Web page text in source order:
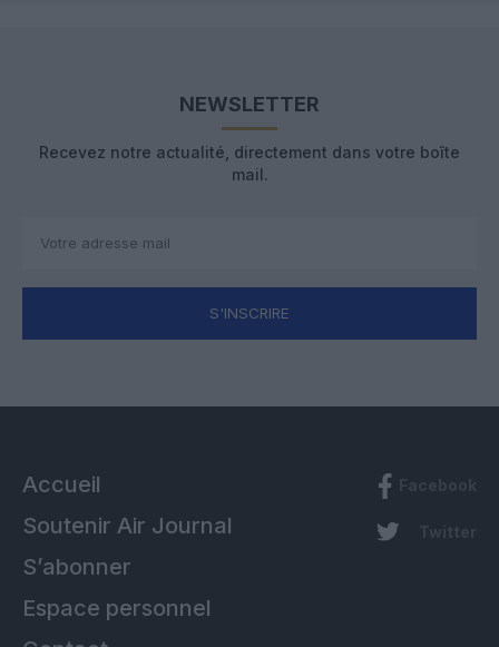
NEWSLETTER
Recevez notre actualité, directement dans votre boîte
mail.
S'INSCRIRE
Accueil
Soutenir Air Journal
S’abonner
Espace personnel